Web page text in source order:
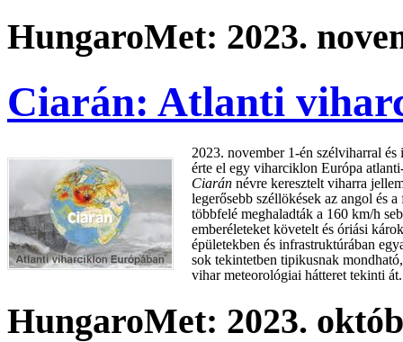
HungaroMet: 2023.
Ciarán: Atlanti
2023. november 1-én szélviharral és
érte el egy viharciklon Európa
Ciarán névre keresztelt viharra
legerősebb széllökések az angol és
többfelé meghaladták a 160 km/h
emberéleteket követelt és óriási
épületekben és infrastruktúrában
sok tekintetben tipikusnak
vihar meteorológiai hátteret tekinti át.
HungaroMet: 2023.